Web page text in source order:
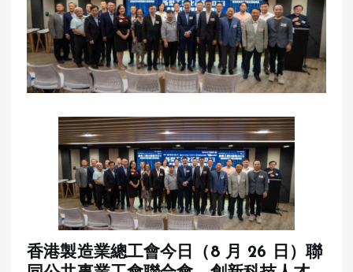
香港製造業總工會今日（8 月 26 日）聯